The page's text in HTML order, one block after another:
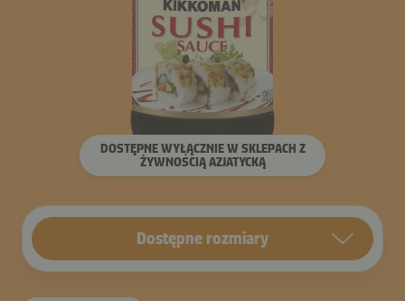
DOSTĘPNE WYŁĄCZNIE W SKLEPACH Z
ŻYWNOŚCIĄ AZJATYCKĄ
Dostępne rozmiary